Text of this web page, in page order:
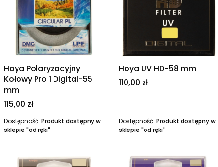
Hoya Polaryzacyjny
Kołowy Pro 1 Digital-55
mm
Cena
115,00 zł
Dostępność: Produkt dostępny w
sklepie "od ręki"
Hoya UV HD-58 mm
Cena
110,00 zł
Dostępność: Produkt dostępny w
sklepie "od ręki"